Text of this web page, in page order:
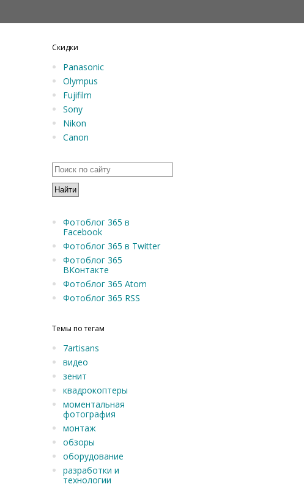
Скидки
Panasonic
Olympus
Fujifilm
Sony
Nikon
Canon
Фотоблог 365 в
Facebook
Фотоблог 365 в Twitter
Фотоблог 365
ВКонтакте
Фотоблог 365 Atom
Фотоблог 365 RSS
Темы по тегам
7artisans
видео
зенит
квадрокоптеры
моментальная
фотография
монтаж
обзоры
оборудование
разработки и
технологии